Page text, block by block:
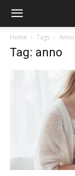
Home Tags Anno
Tag: anno